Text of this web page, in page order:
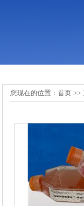
您现在的位置： 首页 >>